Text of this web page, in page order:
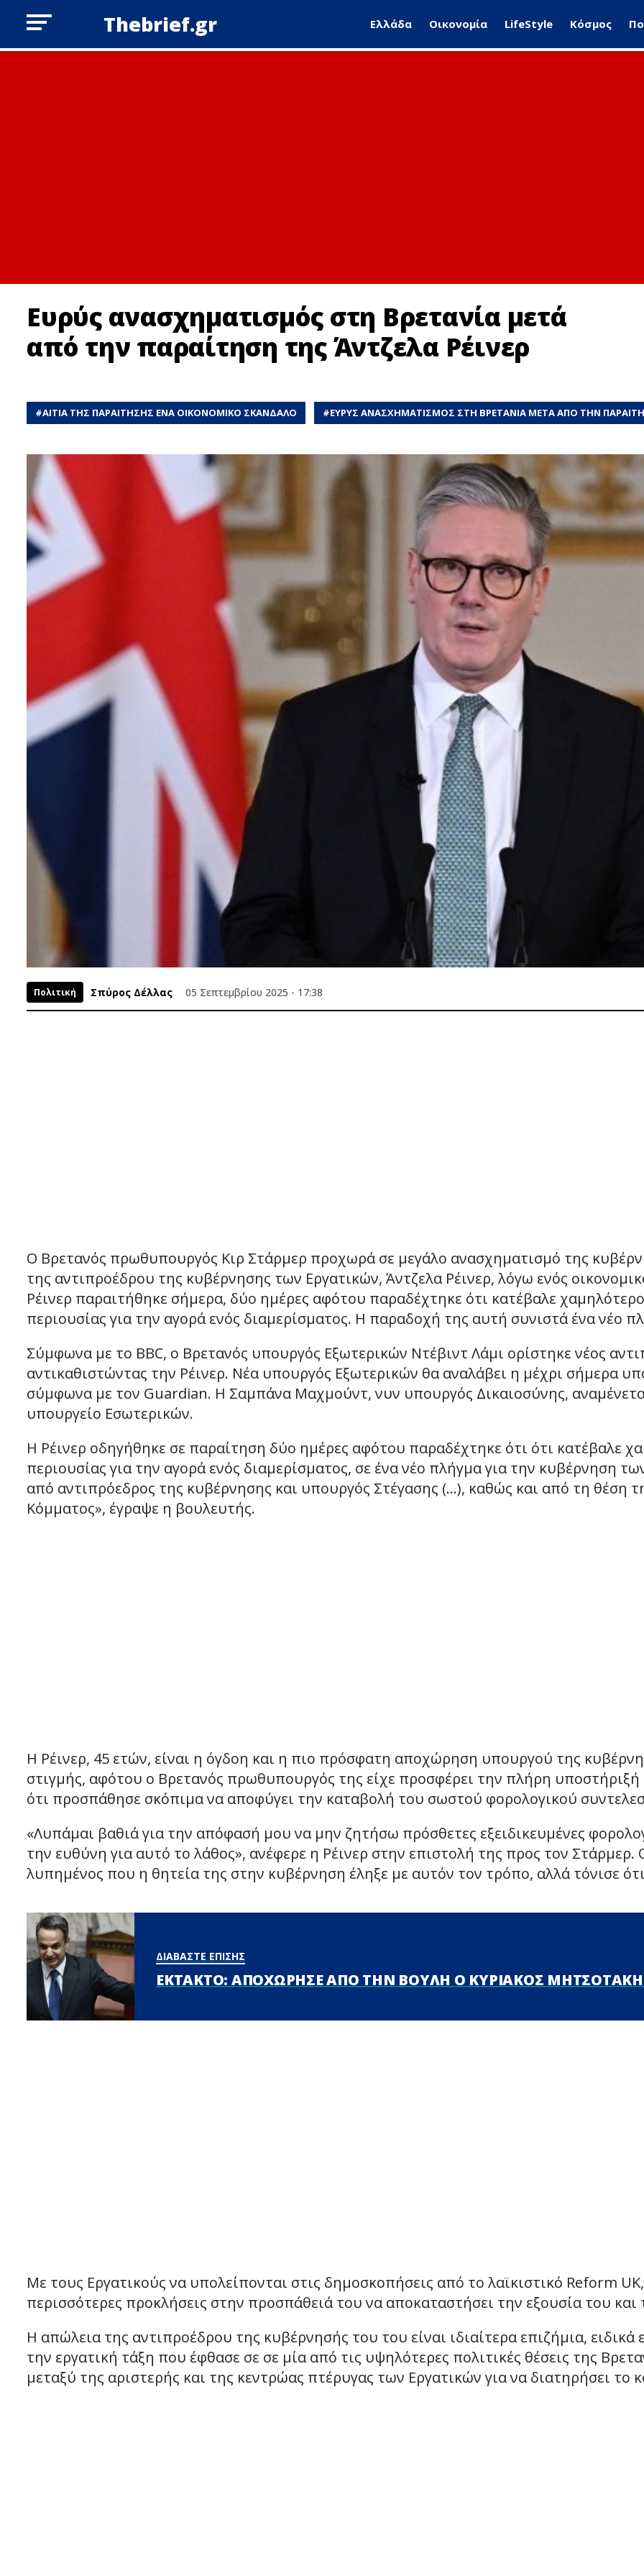
Thebrief.gr Ελλάδα Οικονομία LifeStyle Κόσμος
Ευρύς ανασχηματισμός στη Βρετανία μετά
από την παραίτηση της Άντζελα Ρέινερ
#ΑΙΤΙΑ ΤΗΣ ΠΑΡΑΙΤΗΣΗΣ ΕΝΑ ΟΙΚΟΝΟΜΙΚΟ ΣΚΑΝΔΑΛΟ #ΕΥΡΥΣ ΑΝΑΣΧΗΜΑΤΙΣΜΟΣ ΣΤΗ ΒΡΕΤΑΝΙΑ ΜΕΤΑ ΑΠΟ ΤΗΝ
Πολιτική Σπύρος Δέλλας 05 Σεπτεμβρίου 2025 - 17:38
Ο Βρετανός πρωθυπουργός Κιρ Στάρμερ προχωρά σε μεγάλο ανασχηματισμό της
της αντιπροέδρου της κυβέρνησης των Εργατικών, Άντζελα Ρέινερ, λόγω ενός
Ρέινερ παραιτήθηκε σήμερα, δύο ημέρες αφότου παραδέχτηκε ότι κατέβαλε
περιουσίας για την αγορά ενός διαμερίσματος. Η παραδοχή της αυτή συνιστά ένα νέο
Σύμφωνα με το BBC, ο Βρετανός υπουργός Εξωτερικών Ντέβιντ Λάμι ορίστηκε νέος
αντικαθιστώντας την Ρέινερ. Νέα υπουργός Εξωτερικών θα αναλάβει η μέχρι σήμερα
σύμφωνα με τον Guardian. Η Σαμπάνα Μαχμούντ, νυν υπουργός Δικαιοσύνης,
υπουργείο Εσωτερικών.
Η Ρέινερ οδηγήθηκε σε παραίτηση δύο ημέρες αφότου παραδέχτηκε ότι ότι κατέβαλε
περιουσίας για την αγορά ενός διαμερίσματος, σε ένα νέο πλήγμα για την κυβέρνηση
από αντιπρόεδρος της κυβέρνησης και υπουργός Στέγασης (…), καθώς και από τη θέση
Κόμματος», έγραψε η βουλευτής.
Η Ρέινερ, 45 ετών, είναι η όγδοη και η πιο πρόσφατη αποχώρηση υπουργού της
στιγμής, αφότου ο Βρετανός πρωθυπουργός της είχε προσφέρει την πλήρη
ότι προσπάθησε σκόπιμα να αποφύγει την καταβολή του σωστού φορολογικού
«Λυπάμαι βαθιά για την απόφασή μου να μην ζητήσω πρόσθετες εξειδικευμένες
την ευθύνη για αυτό το λάθος», ανέφερε η Ρέινερ στην επιστολή της προς τον
λυπημένος που η θητεία της στην κυβέρνηση έληξε με αυτόν τον τρόπο, αλλά τόνισε
ΔΙΑΒΑΣΤΕ ΕΠΙΣΗΣ
ΕΚΤΑΚΤΟ: ΑΠΟΧΩΡΗΣΕ ΑΠΟ ΤΗΝ ΒΟΥΛΗ Ο ΚΥΡΙΑΚΟΣ
Με τους Εργατικούς να υπολείπονται στις δημοσκοπήσεις από το λαϊκιστικό Reform
περισσότερες προκλήσεις στην προσπάθειά του να αποκαταστήσει την εξουσία του
Η απώλεια της αντιπροέδρου της κυβέρνησής του του είναι ιδιαίτερα επιζήμια,
την εργατική τάξη που έφθασε σε σε μία από τις υψηλότερες πολιτικές θέσεις της
μεταξύ της αριστερής και της κεντρώας πτέρυγας των Εργατικών για να διατηρήσει το